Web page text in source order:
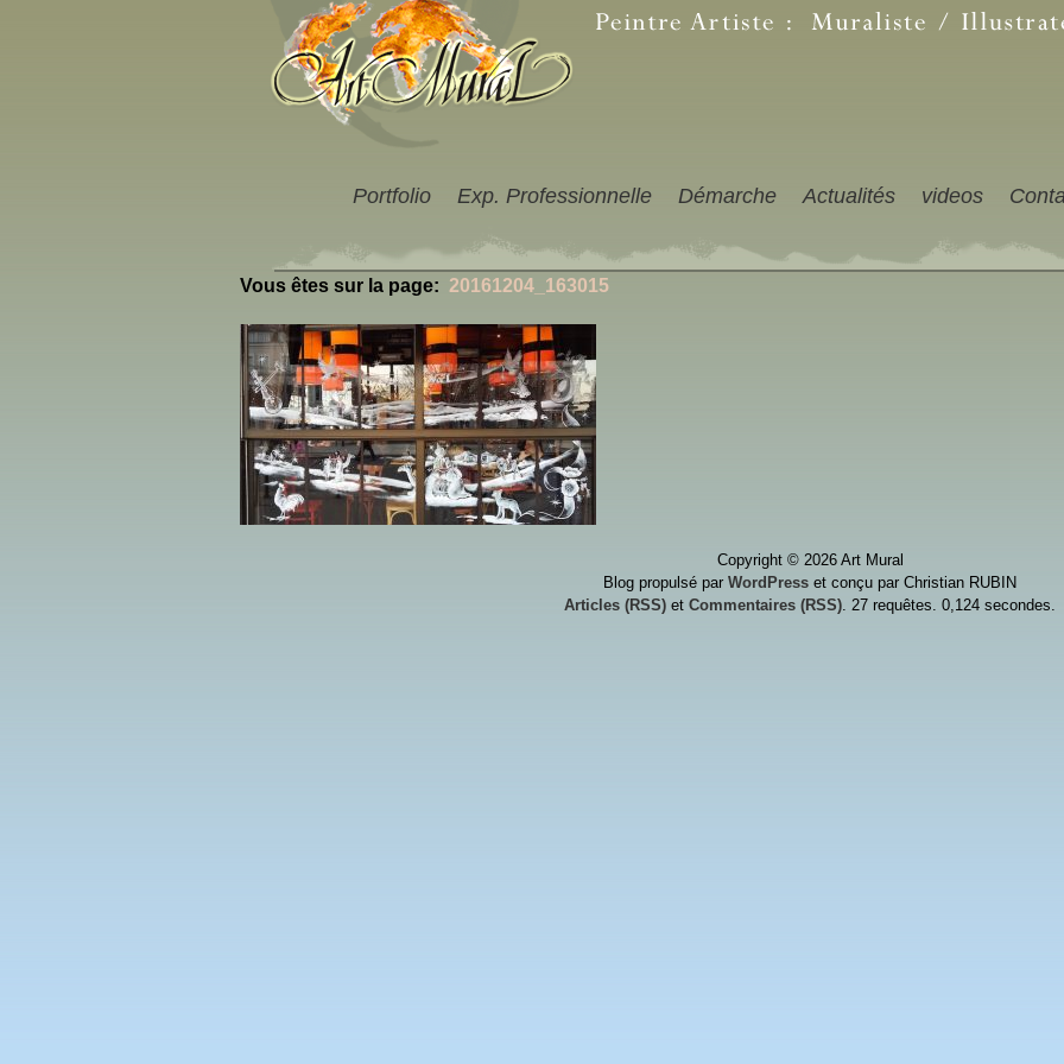
Portfolio Exp. Professionnelle Démarche Actualités videos
Vous êtes sur la page: 20161204_163015
Copyright © 2026 Art Mural
Blog propulsé par WordPress et conçu par Christian RUBIN
Articles (RSS) et Commentaires (RSS). 27 requêtes. 0,124 secondes.